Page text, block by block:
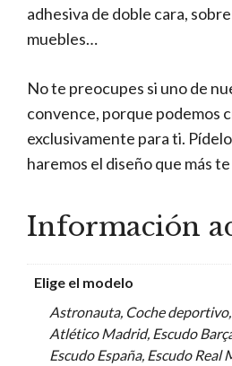
adhesiva de doble cara,
muebles…
No te preocupes si uno de
convence, porque podemos
exclusivamente para ti.
haremos el diseño que más
Información
Elige el modelo
Astronauta, Coche
Atlético Madrid, Escudo
Escudo España, Escudo Real